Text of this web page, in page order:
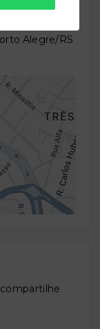
Alegre/RS